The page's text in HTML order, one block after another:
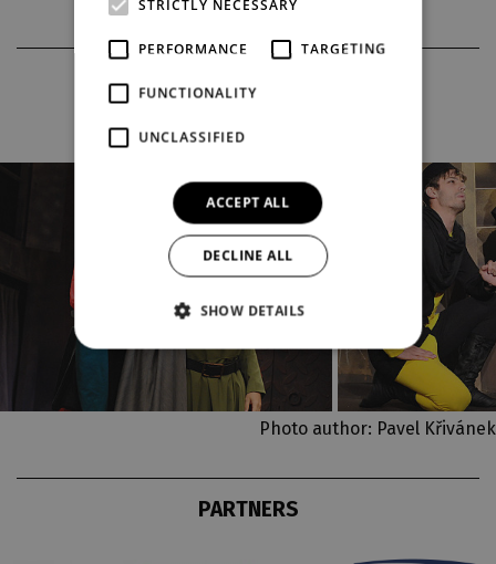
PHOTOS FROM THE PRODUCTION
Photo author: Pavel Křivánek
PARTNERS
STRICTLY NECESSARY
PERFORMANCE TARGETING
FUNCTIONALITY
UNCLASSIFIED
ACCEPT ALL
DECLINE ALL
SHOW DETAILS